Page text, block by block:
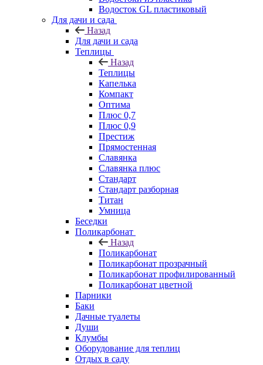
Водосток GL пластиковый
Для дачи и сада
Назад
Для дачи и сада
Теплицы
Назад
Теплицы
Капелька
Компакт
Оптима
Плюс 0,7
Плюс 0,9
Престиж
Прямостенная
Славянка
Славянка плюс
Стандарт
Стандарт разборная
Титан
Умница
Беседки
Поликарбонат
Назад
Поликарбонат
Поликарбонат прозрачный
Поликарбонат профилированный
Поликарбонат цветной
Парники
Баки
Дачные туалеты
Души
Клумбы
Оборудование для теплиц
Отдых в саду